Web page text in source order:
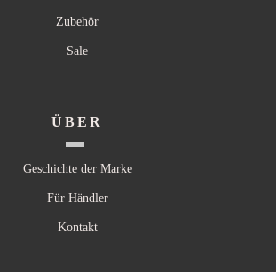
Zubehör
Sale
ÜBER
Geschichte der Marke
Für Händler
Kontakt